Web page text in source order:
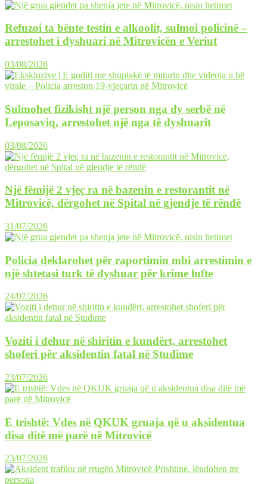
Refuzoi ta bënte testin e alkoolit, sulmoi policinë –
arrestohet i dyshuari në Mitrovicën e Veriut
03/08/2026
Sulmohet fizikisht një person nga dy serbë në
Leposaviq, arrestohet një nga të dyshuarit
03/08/2026
Një fëmijë 2 vjeç ra në bazenin e restorantit në
Mitrovicë, dërgohet në Spital në gjendje të rëndë
31/07/2026
Policia deklarohet për raportimin mbi arrestimin e
një shtetasi turk të dyshuar për krime lufte
24/07/2026
Voziti i dehur në shiritin e kundërt, arrestohet
shoferi për aksidentin fatal në Studime
23/07/2026
E trishtë: Vdes në QKUK gruaja që u aksidentua
disa ditë më parë në Mitrovicë
23/07/2026